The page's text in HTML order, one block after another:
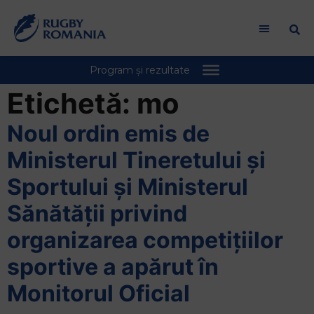
Etichetă: mo
Noul ordin emis de
Ministerul Tineretului și
Sportului și Ministerul
Sănătății privind
organizarea competițiilor
sportive a apărut în
Monitorul Oficial